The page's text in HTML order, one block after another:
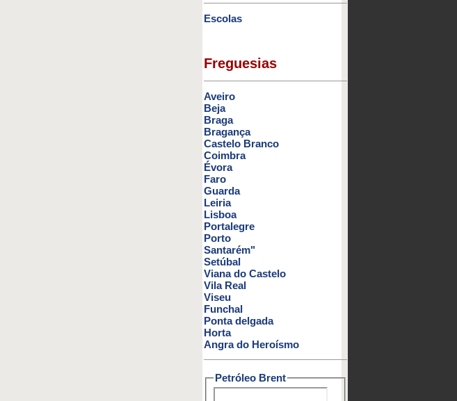
Escolas
Freguesias
Aveiro
Beja
Braga
Bragança
Castelo Branco
Coimbra
Évora
Faro
Guarda
Leiria
Lisboa
Portalegre
Porto
Santarém"
Setúbal
Viana do Castelo
Vila Real
Viseu
Funchal
Ponta delgada
Horta
Angra do Heroísmo
Petróleo Brent